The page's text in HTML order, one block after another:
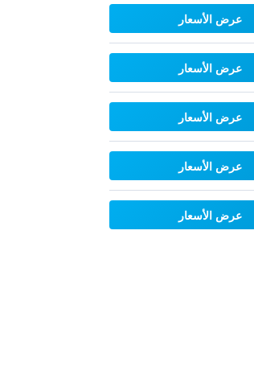
عرض الأسعار
عرض الأسعار
عرض الأسعار
عرض الأسعار
عرض الأسعار